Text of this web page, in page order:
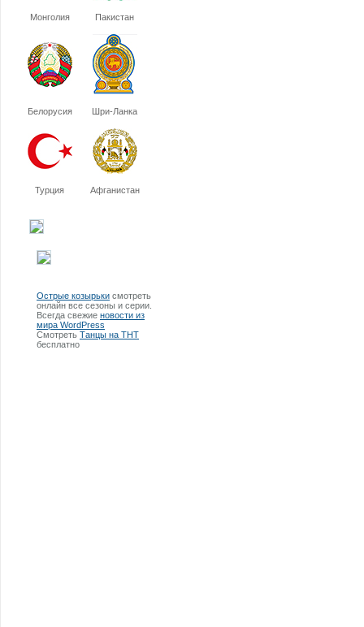
Монголия Пакистан
Белорусия Шри-Ланка
Турция Афганистан
Острые козырьки смотреть
онлайн все сезоны и серии.
Всегда свежие новости из
мира WordPress
Смотреть Танцы на ТНТ
бесплатно